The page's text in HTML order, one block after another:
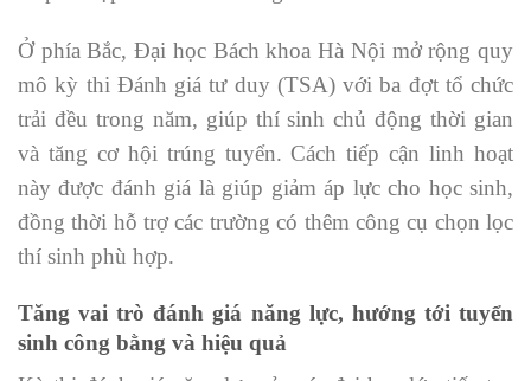
Ở phía Bắc, Đại học Bách khoa Hà Nội mở rộng quy
mô kỳ thi Đánh giá tư duy (TSA) với ba đợt tổ chức
trải đều trong năm, giúp thí sinh chủ động thời gian
và tăng cơ hội trúng tuyển. Cách tiếp cận linh hoạt
này được đánh giá là giúp giảm áp lực cho học sinh,
đồng thời hỗ trợ các trường có thêm công cụ chọn lọc
thí sinh phù hợp.
Tăng vai trò đánh giá năng lực, hướng tới tuyển
sinh công bằng và hiệu quả